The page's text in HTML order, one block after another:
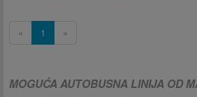
« 1 »
MOGUĆA AUTOBUSNA LINIJA OD